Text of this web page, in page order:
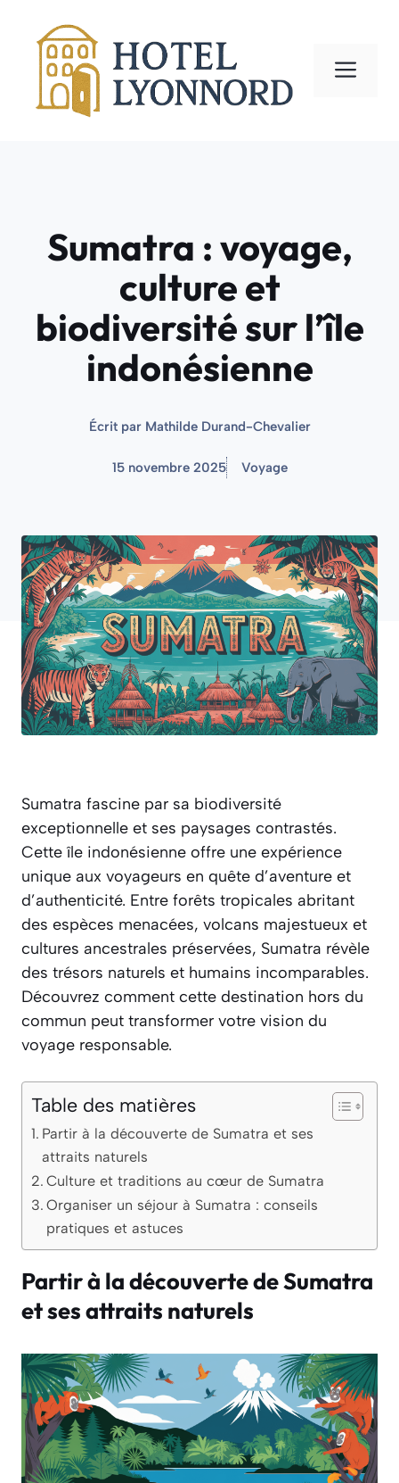
contenu
Sumatra : voyage,
culture et
biodiversité sur l’île
indonésienne
Écrit par Mathilde Durand-Chevalier
15 novembre 2025 Voyage
Sumatra fascine par sa biodiversité
exceptionnelle et ses paysages contrastés.
Cette île indonésienne offre une expérience
unique aux voyageurs en quête d’aventure et
d’authenticité. Entre forêts tropicales abritant
des espèces menacées, volcans majestueux et
cultures ancestrales préservées, Sumatra révèle
des trésors naturels et humains incomparables.
Découvrez comment cette destination hors du
commun peut transformer votre vision du
voyage responsable.
Table des matières
Partir à la découverte de Sumatra et ses
attraits naturels
Culture et traditions au cœur de Sumatra
Organiser un séjour à Sumatra : conseils
pratiques et astuces
Partir à la découverte de Sumatra
et ses attraits naturels